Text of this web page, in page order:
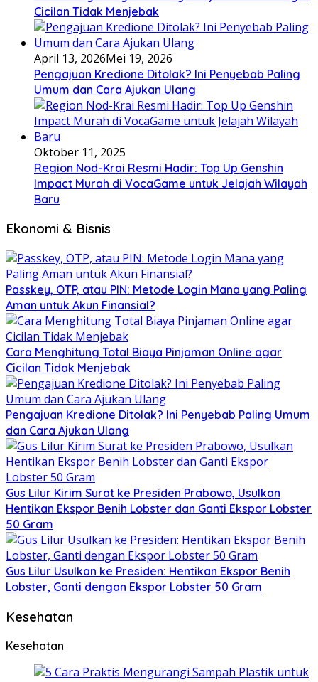
Cicilan Tidak Menjebak
April 13, 2026Mei 19, 2026
Pengajuan Kredione Ditolak? Ini Penyebab Paling
Umum dan Cara Ajukan Ulang
Oktober 11, 2025
Region Nod-Krai Resmi Hadir: Top Up Genshin
Impact Murah di VocaGame untuk Jelajah Wilayah
Baru
Ekonomi & Bisnis
Passkey, OTP, atau PIN: Metode Login Mana yang Paling
Aman untuk Akun Finansial?
Cara Menghitung Total Biaya Pinjaman Online agar
Cicilan Tidak Menjebak
Pengajuan Kredione Ditolak? Ini Penyebab Paling Umum
dan Cara Ajukan Ulang
Gus Lilur Kirim Surat ke Presiden Prabowo, Usulkan
Hentikan Ekspor Benih Lobster dan Ganti Ekspor Lobster
50 Gram
Gus Lilur Usulkan ke Presiden: Hentikan Ekspor Benih
Lobster, Ganti dengan Ekspor Lobster 50 Gram
Kesehatan
Kesehatan